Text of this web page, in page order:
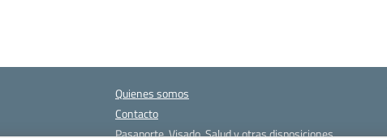
Quienes somos
Contacto
Pasaporte, Visado, Salud y otras disposiciones